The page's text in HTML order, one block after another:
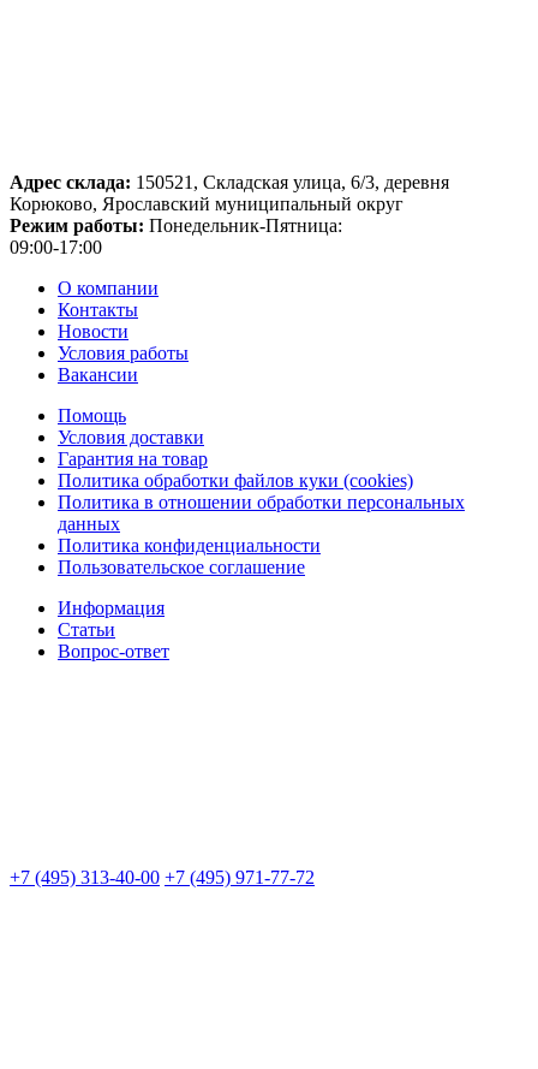
Адрес склада: 150521, Складская улица, 6/3, деревня
Корюково, Ярославский муниципальный округ
Режим работы: Понедельник-Пятница:
09:00-17:00
О компании
Контакты
Новости
Условия работы
Вакансии
Помощь
Условия доставки
Гарантия на товар
Политика обработки файлов куки (cookies)
Политика в отношении обработки персональных
данных
Политика конфиденциальности
Пользовательское соглашение
Информация
Статьи
Вопрос-ответ
+7 (495) 313-40-00 +7 (495) 971-77-72